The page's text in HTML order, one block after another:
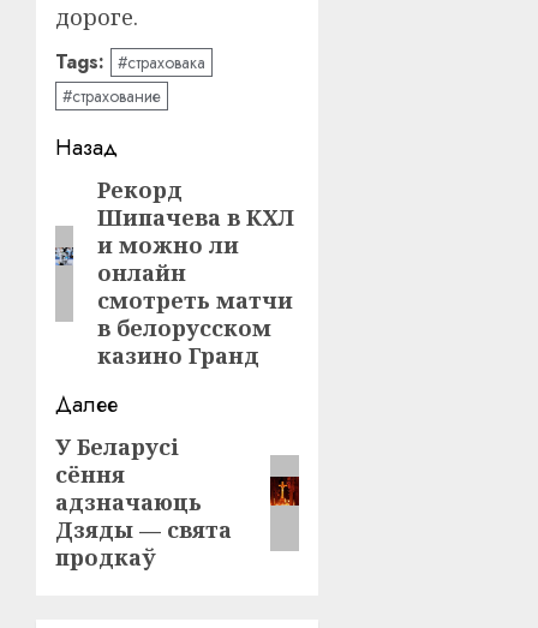
дороге.
Tags: #страховака
#страхование
Навигация
записи
Назад
Предыдущая
запись:
Рекорд
Шипачева в КХЛ
и можно ли
онлайн
смотреть матчи
в белорусском
казино Гранд
Далее
Следующая
запись:
У Беларусі
сёння
адзначаюць
Дзяды — свята
продкаў